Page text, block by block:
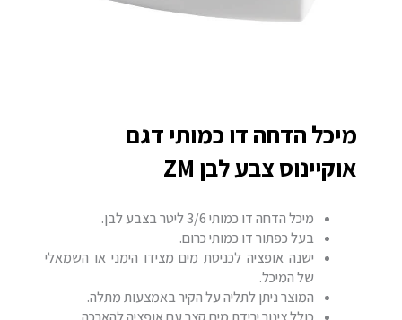
מיכל הדחה דו כמותי דגם
אוקיינוס צבע לבן ZM
מיכל הדחה דו כמותי 3/6 ליטר בצבע לבן.
בעל כפתור דו כמותי כרום.
ישנה אופציה לכניסת מים מצידו הימני או השמאלי
של המיכל.
המוצר ניתן לתליה על הקיר באמצעות מתלה.